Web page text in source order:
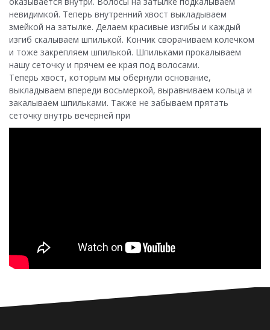
невидимкой. Теперь внутренний хвост выкладываем
змейкой на затылке. Делаем красивые изгибы и каждый
изгиб скалываем шпилькой. Кончик сворачиваем колечком
и тоже закрепляем шпилькой. Шпильками прокалываем
нашу сеточку и прячем ее края под волосами.
Теперь хвост, которым мы обернули основание,
выкладываем впереди восьмеркой, выравниваем кольца и
закалываем шпильками. Также не забываем прятать
сеточку внутрь вечерней при